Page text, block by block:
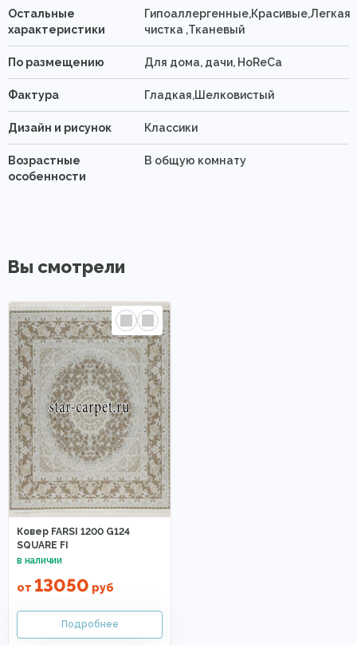
Остальные
характеристики
Гипоаллергенные,Красивые,Легкая
чистка ,Тканевый
По размещению Для дома, дачи, HoReCa
Фактура Гладкая,Шелковистый
Дизайн и рисунок Классики
Возрастные
особенности
В общую комнату
Вы смотрели
Ковер FARSI 1200 G124
SQUARE FI
от 13050 руб